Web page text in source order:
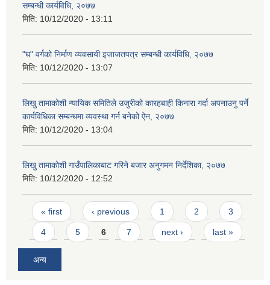
सम्बन्धी कार्यविधि, २०७७
मिति: 10/12/2020 - 13:11
"घ" वर्गको निर्माण व्यवसायी इजाजतपत्र सम्बन्धी कार्यविधि, २०७७
मिति: 10/12/2020 - 13:07
लिखु तामाकोशी न्यायिक समितिले उजुरीको कारहबाही किनारा गर्दा अपनाउनु पर्ने
कार्यविधिका सम्बन्धमा व्यवस्था गर्न बनेको ऐन, २०७७
मिति: 10/12/2020 - 13:04
लिखु तामाकोशी गाउँपालिकाबाट गरिने बजार अनुगमन निर्देशिका, २०७७
मिति: 10/12/2020 - 12:52
Pages
« first ‹ previous 1 2 3
4 5 6 7 next › last »
अन्य